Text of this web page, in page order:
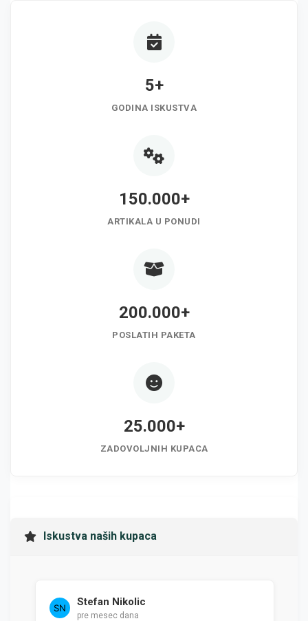
5+
GODINA ISKUSTVA
150.000+
ARTIKALA U PONUDI
200.000+
POSLATIH PAKETA
25.000+
ZADOVOLJNIH KUPACA
Iskustva naših kupaca
Stefan Nikolic
pre mesec dana